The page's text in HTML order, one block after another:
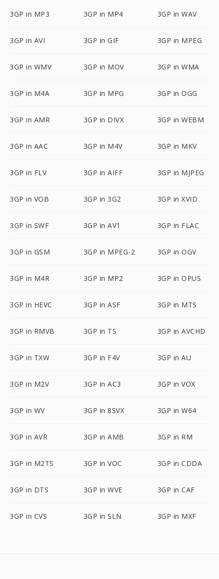
3GP in MP3 3GP in MP4 3GP in WAV
3GP in AVI 3GP in GIF 3GP in MPEG
3GP in WMV 3GP in MOV 3GP in WMA
3GP in M4A 3GP in MPG 3GP in OGG
3GP in AMR 3GP in DIVX 3GP in WEBM
3GP in AAC 3GP in M4V 3GP in MKV
3GP in FLV 3GP in AIFF 3GP in MJPEG
3GP in VOB 3GP in 3G2 3GP in XVID
3GP in SWF 3GP in AV1 3GP in FLAC
3GP in GSM 3GP in MPEG-2 3GP in OGV
3GP in M4R 3GP in MP2 3GP in OPUS
3GP in HEVC 3GP in ASF 3GP in MTS
3GP in RMVB 3GP in TS 3GP in AVCHD
3GP in TXW 3GP in F4V 3GP in AU
3GP in M2V 3GP in AC3 3GP in VOX
3GP in WV 3GP in 8SVX 3GP in W64
3GP in AVR 3GP in AMB 3GP in RM
3GP in M2TS 3GP in VOC 3GP in CDDA
3GP in DTS 3GP in WVE 3GP in CAF
3GP in CVS 3GP in SLN 3GP in MXF